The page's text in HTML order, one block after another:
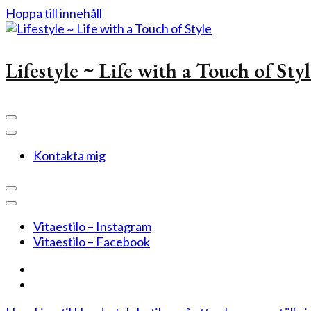
Hoppa till innehåll
Lifestyle ~ Life with a Touch of
Kontakta mig
Vitaestilo – Instagram
Vitaestilo – Facebook